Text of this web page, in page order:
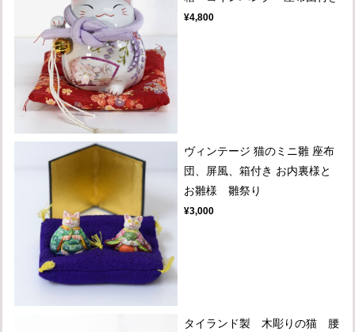
¥4,800
ヴィンテージ 猫のミニ雛 座布
団、屏風、箱付き お内裏様と
お雛様 雛祭り
¥3,000
タイランド製 木彫りの猫 腰